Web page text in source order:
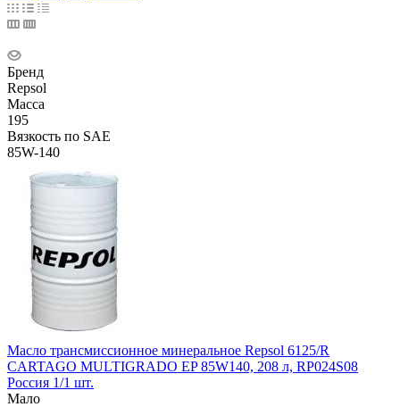
Бренд
Repsol
Масса
195
Вязкость по SAE
85W-140
Масло трансмиссионное минеральное Repsol 6125/R
CARTAGO MULTIGRADO EP 85W140, 208 л, RP024S08
Россия 1/1 шт.
Мало